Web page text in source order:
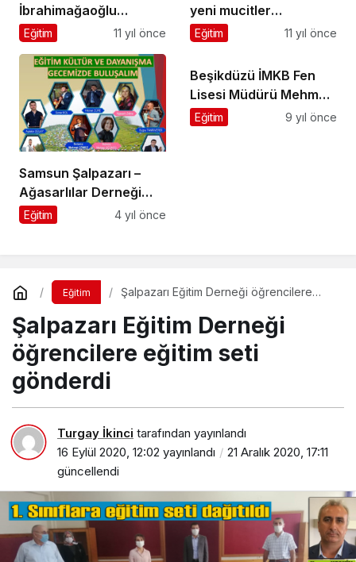
İbrahimağaoğlu
Anaokulu Öğrencileri
paylaştı
Eğitim 11 yıl önce
yeni mucitler
yetiştiriyor
Eğitim 11 yıl önce
Samsun Şalpazarı –
Ağasarlılar Derneği
“Eğitim Kültür ve
Eğitim 4 yıl önce
Beşikdüzü İMKB Fen
Lisesi Müdürü Mehmet
Halcı’yı ziyaret ettik
Eğitim 9 yıl önce
Eğitim
Şalpazarı Eğitim Derneği öğrencilere
Şalpazarı Eğitim Derneği
öğrencilere eğitim seti
gönderdi
Turgay İkinci tarafından yayınlandı
16 Eylül 2020, 12:02 yayınlandı
21 Aralık 2020, 17:11
güncellendi